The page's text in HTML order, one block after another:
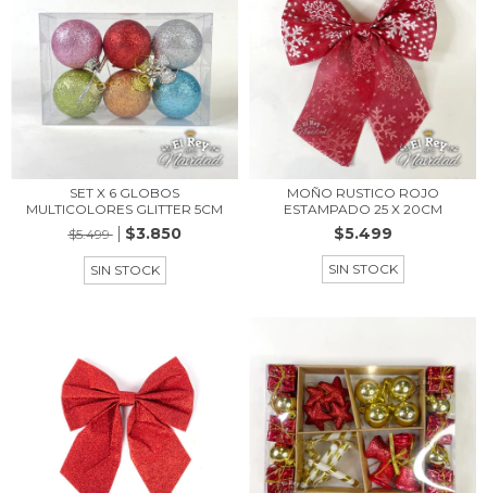
SET X 6 GLOBOS
MULTICOLORES GLITTER 5CM
$5.499
$3.850
SIN STOCK
MOÑO RUSTICO ROJO
ESTAMPADO 25 X 20CM
$5.499
SIN STOCK